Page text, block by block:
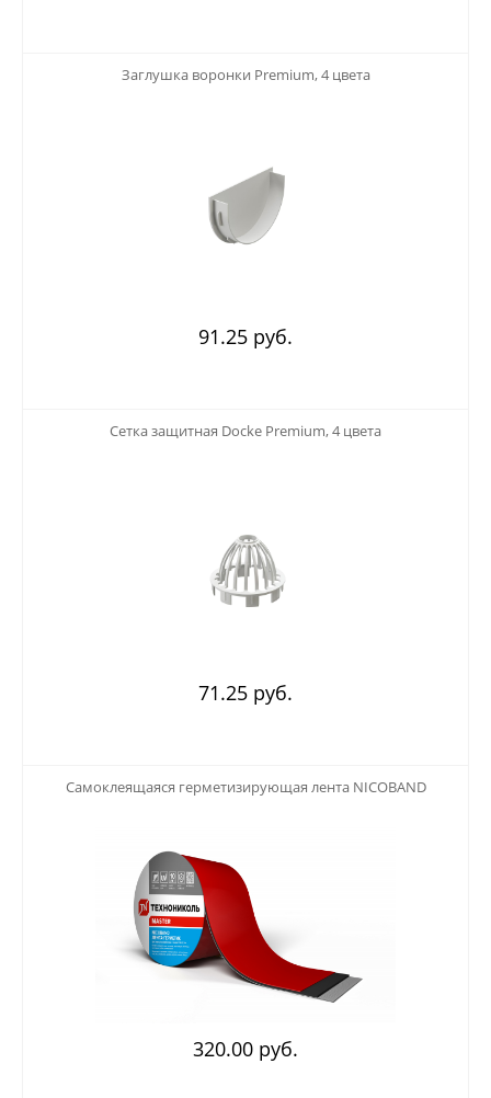
Заглушка воронки Premium, 4 цвета
91.25 руб.
Сетка защитная Docke Premium, 4 цвета
71.25 руб.
Самоклеящаяся герметизирующая лента NICOBAND
320.00 руб.